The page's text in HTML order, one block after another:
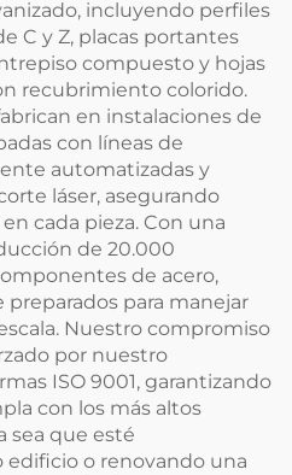
incluyendo perfiles
C y Z, placas portantes
compuesto y hojas
recubrimiento colorido.
en instalaciones de
con líneas de
automatizadas y
láser, asegurando
cada pieza. Con una
de 20.000
de acero,
para manejar
Nuestro compromiso
por nuestro
ISO 9001, garantizando
con los más altos
sea que esté
o renovando una